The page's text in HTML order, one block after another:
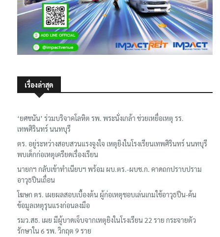
เรื่องล่าสุด
‘ยศชนัน’ ร่วมบริจาคโลหิต รพ. พระนั่งเกล้า ช่วยเหยื่อเหตุ รร.
เทพศิรินทร์ นนทบุรี
ตร. อยู่ระหว่างสอบสวนแรงจูงใจ เหตุยิงในโรงเรียนเทพศิรินทร์ นนทบุรี
พบเด็กก่อเหตุเครียดเรื่องเรียน
นายกฯ กลับเข้าทำเนียบฯ พร้อม ผบ.ตร.-ผบช.ก. คาดถกปราบปราม
อาวุธปืนเถื่อน
โฆษก ตร. เผยผลสอบเบื้องต้น ผู้ก่อเหตุชอบเล่นเกมใช้อาวุธปืน-ค้น
ข้อมูลเหตุรุนแรงก่อนลงมือ
รมว.สธ. เผย มีผู้บาดเจ็บจากเหตุยิงในโรงเรียน 22 ราย กระจายตัว
รักษาใน 6 รพ. วิกฤต 9 ราย